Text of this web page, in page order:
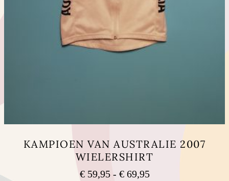
KAMPIOEN VAN AUSTRALIE 2007
WIELERSHIRT
€59,95 - €69,95Prijsklasse: